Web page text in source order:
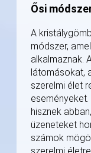
Ősi
A
módszer,
alkalmaznak.
látomásokat,
szerelmi élet
hisznek
üzeneteket
számok